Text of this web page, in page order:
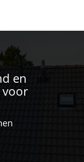
en
voor